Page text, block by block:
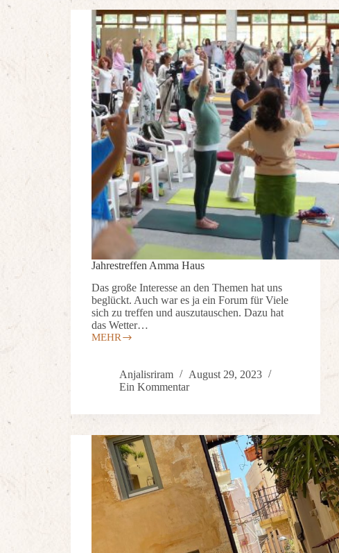
Jahrestreffen Amma Haus
Das große Interesse an den Themen hat uns
beglückt. Auch war es ja ein Forum für Viele
sich zu treffen und auszutauschen. Dazu hat
das Wetter…
MEHR
Anjalisriram
August 29, 2023
Ein Kommentar